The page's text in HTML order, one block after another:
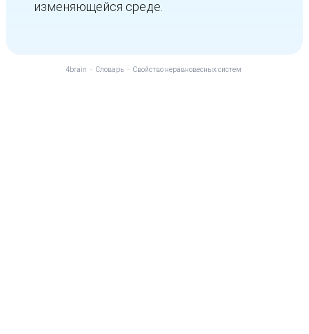
изменяющейся среде.
4brain - Словарь - Свойство неравновесных систем